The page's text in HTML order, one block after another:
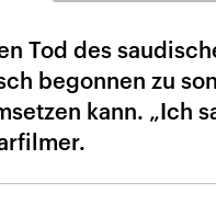
Tod des
begonnen zu
kann. „Ich